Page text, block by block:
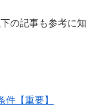
の記事も参考に知
【重要】